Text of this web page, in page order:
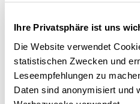
Ihre Privatsphäre ist uns
Die Website verwendet
statistischen Zwecken und
Leseempfehlungen zu
Daten sind anonymisiert und
dans l’UE s’appliquerait
les garanties cantonales
sont pas conformes à
problématique est
c’est aujourd’hui